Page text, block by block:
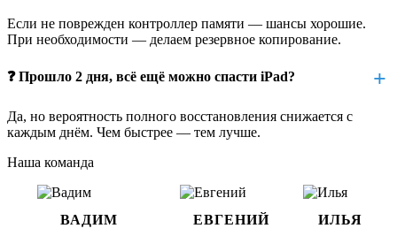
феном или положить в рис. Эти методы не помогают, а только
откладывают серьёзный ремонт.
важные дорожки на плате, элементы питания, контроллеры.
идти разрушение.
Как проходит восстановление iPad
Mini 6 после залития
Этап 1. Разбор и первичный осмотр
Если не поврежден контроллер памяти — шансы хорошие.
При необходимости — делаем резервное копирование.
❓ Прошло 2 дня, всё ещё можно спасти iPad?
Да, но вероятность полного восстановления снижается с
каждым днём. Чем быстрее — тем лучше.
Наша команда
ВАДИМ
ЕВГЕНИЙ
ИЛЬЯ